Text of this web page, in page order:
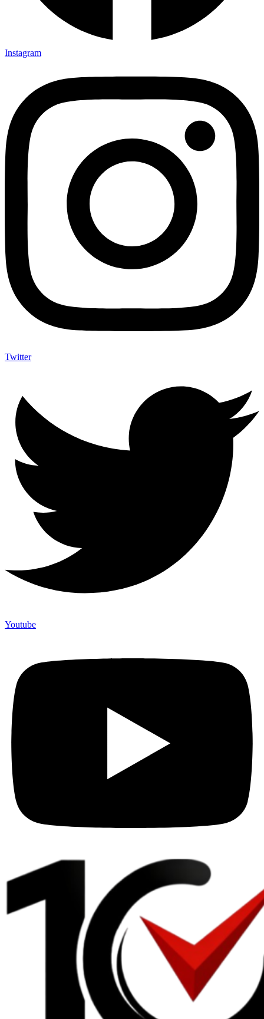
Instagram
Twitter
Youtube